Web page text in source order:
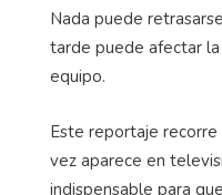
Nada puede
tarde puede afectar
equipo.
Este reportaje recorre
vez aparece en
indispensable para